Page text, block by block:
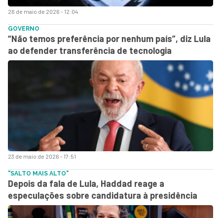
26 de maio de 2026 - 12:04
23 de maio de 2026 - 17:51
GOVERNO
“Não temos preferência por nenhum país”, diz Lula
ao defender transferência de tecnologia
"SALTO MAIS ALTO"
Depois da fala de Lula, Haddad reage a
especulações sobre candidatura à presidência